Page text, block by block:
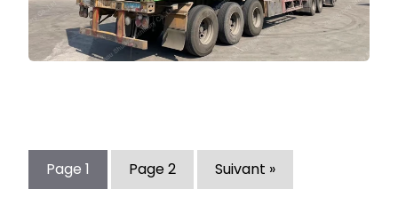
Page 1 Page2 Suivant »